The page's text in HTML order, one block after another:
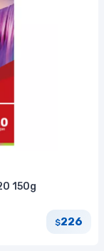
150g
$226